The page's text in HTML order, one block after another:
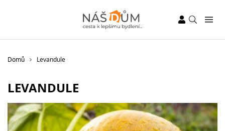
Domů Levandule
LEVANDULE